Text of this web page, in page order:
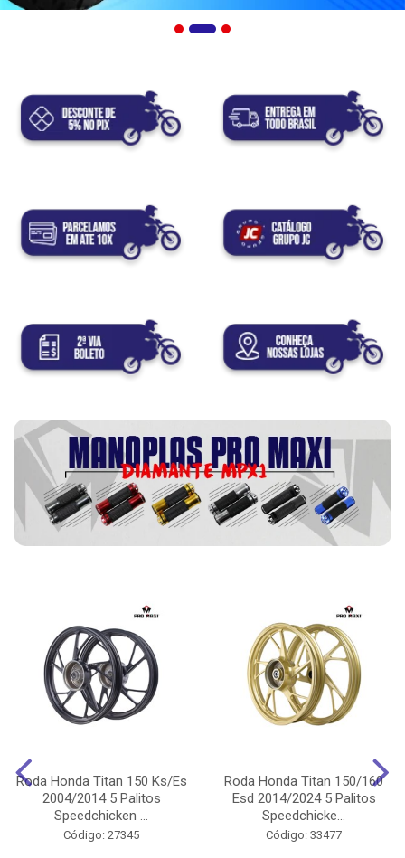
Roda Honda Titan 150 Ks/Es
2004/2014 5 Palitos
Speedchicken ...
Código: 27345
Roda Honda Titan 150/160
Esd 2014/2024 5 Palitos
Speedchicke...
Código: 33477